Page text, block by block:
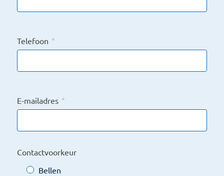
Telefoon *
E-mailadres *
Contactvoorkeur
Bellen